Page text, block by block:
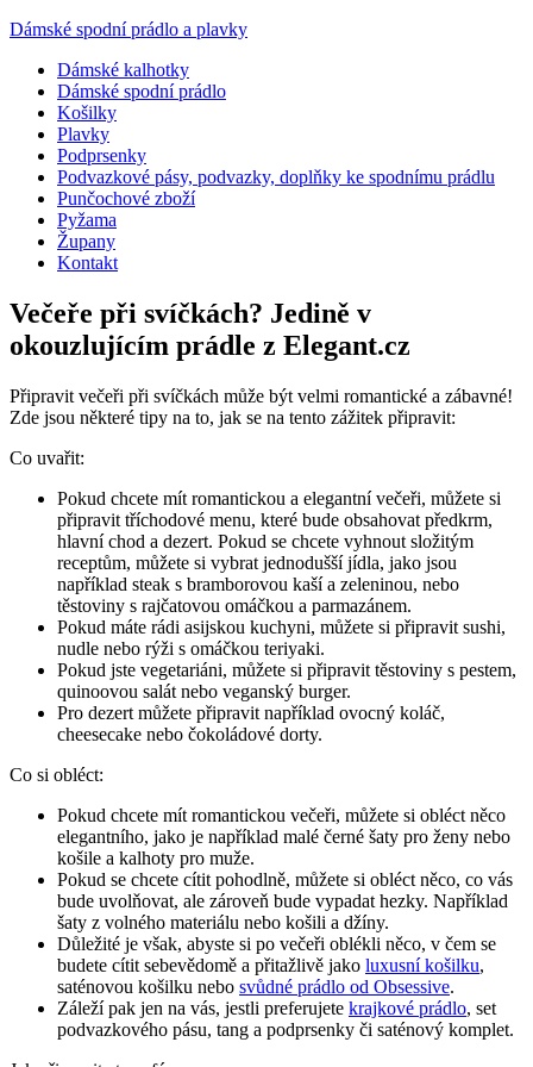
Dámské spodní prádlo a plavky
Dámské kalhotky
Dámské spodní prádlo
Košilky
Plavky
Podprsenky
Podvazkové pásy, podvazky, doplňky ke spodnímu prádlu
Punčochové zboží
Pyžama
Župany
Kontakt
Večeře při svíčkách? Jedině v
okouzlujícím prádle z Elegant.cz
Připravit večeři při svíčkách může být velmi romantické a zábavné!
Zde jsou některé tipy na to, jak se na tento zážitek připravit:
Co uvařit:
Pokud chcete mít romantickou a elegantní večeři, můžete si
připravit tříchodové menu, které bude obsahovat předkrm,
hlavní chod a dezert. Pokud se chcete vyhnout složitým
receptům, můžete si vybrat jednodušší jídla, jako jsou
například steak s bramborovou kaší a zeleninou, nebo
těstoviny s rajčatovou omáčkou a parmazánem.
Pokud máte rádi asijskou kuchyni, můžete si připravit sushi,
nudle nebo rýži s omáčkou teriyaki.
Pokud jste vegetariáni, můžete si připravit těstoviny s pestem,
quinoovou salát nebo veganský burger.
Pro dezert můžete připravit například ovocný koláč,
cheesecake nebo čokoládové dorty.
Co si obléct:
Pokud chcete mít romantickou večeři, můžete si obléct něco
elegantního, jako je například malé černé šaty pro ženy nebo
košile a kalhoty pro muže.
Pokud se chcete cítit pohodlně, můžete si obléct něco, co vás
bude uvolňovat, ale zároveň bude vypadat hezky. Například
šaty z volného materiálu nebo košili a džíny.
Důležité je však, abyste si po večeři oblékli něco, v čem se
budete cítit sebevědomě a přitažlivě jako luxusní košilku,
saténovou košilku nebo svůdné prádlo od Obsessive.
Záleží pak jen na vás, jestli preferujete krajkové prádlo, set
podvazkového pásu, tang a podprsenky či saténový komplet.